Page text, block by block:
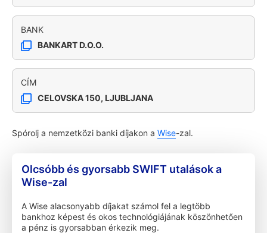
BANK
BANKART D.O.O.
CÍM
CELOVSKA 150, LJUBLJANA
Spórolj a nemzetközi banki díjakon a Wise-zal.
Olcsóbb és gyorsabb SWIFT utalások a
Wise-zal
A Wise alacsonyabb díjakat számol fel a legtöbb
bankhoz képest és okos technológiájának köszönhetően
a pénz is gyorsabban érkezik meg.